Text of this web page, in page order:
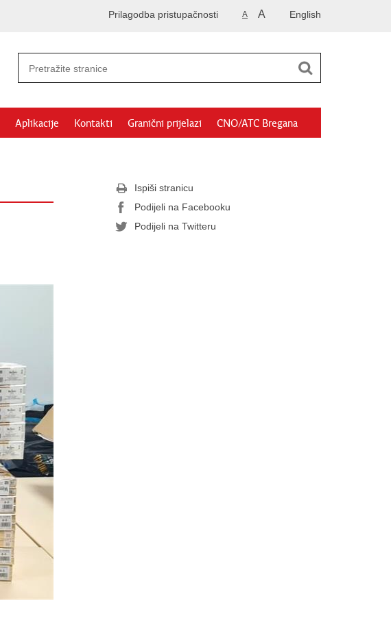
English
A A
Prilagodba pristupačnosti
Aplikacije Kontakti Granični prijelazi CNO/ATC Bregana
Ispiši stranicu
Podijeli na Facebooku
Podijeli na Twitteru